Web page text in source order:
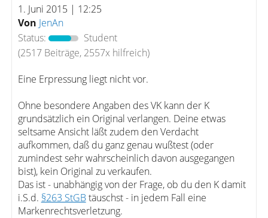
1. Juni 2015 | 12:25
Von JenAn
Status:
Student
(2517 Beiträge, 2557x hilfreich)
Eine Erpressung liegt nicht vor.
Ohne besondere Angaben des VK kann der K
grundsätzlich ein Original verlangen. Deine etwas
seltsame Ansicht läßt zudem den Verdacht
aufkommen, daß du ganz genau wußtest (oder
zumindest sehr wahrscheinlich davon ausgegangen
bist), kein Original zu verkaufen.
Das ist - unabhängig von der Frage, ob du den K damit
i.S.d. §263 StGBtäuschst - in jedem Fall eine
Markenrechtsverletzung.